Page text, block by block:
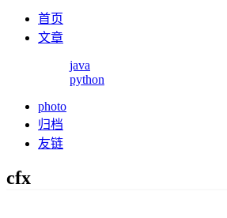
首页
文章
java
python
photo
归档
友链
cfx